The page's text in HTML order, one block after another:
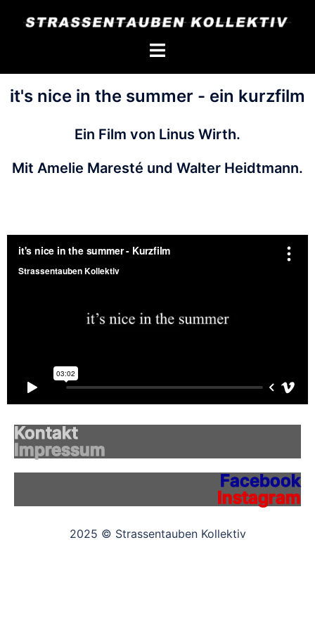
it's nice in the summer - ein kurzfilm
Ein Film von Linus Wirth.
Mit Amelie Maresté und Walter Heidtmann.
Kontakt
Impressum
Facebook
Instagram
2025 © Strassentauben Kollektiv